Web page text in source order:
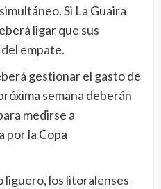
Si La Guaira
ligar que sus
empate.
gestionar el gasto de
semana deberán
medirse a
por la Copa
liguero, los litoralenses